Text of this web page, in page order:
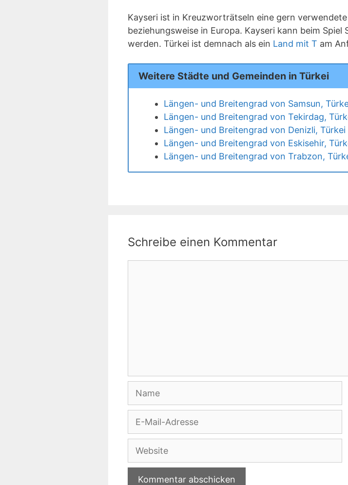
Kayseri ist in Kreuzworträtseln eine gern verwendete
beziehungsweise in Europa. Kayseri kann beim Spiel
werden. Türkei ist demnach als ein Land mit T am
Weitere Städte und Gemeinden in Türkei
Längen- und Breitengrad von Samsun,
Längen- und Breitengrad von Tekirdag,
Längen- und Breitengrad von Denizli, Türkei
Längen- und Breitengrad von Eskisehir,
Längen- und Breitengrad von Trabzon,
Schreibe einen Kommentar
Adresse
Website